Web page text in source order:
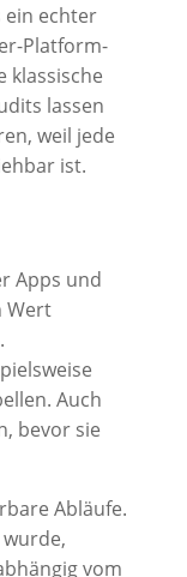
ein echter
Platform-
klassische
lassen
weil jede
ist.
Apps und
Wert
Auch
bevor sie
Abläufe.
vom